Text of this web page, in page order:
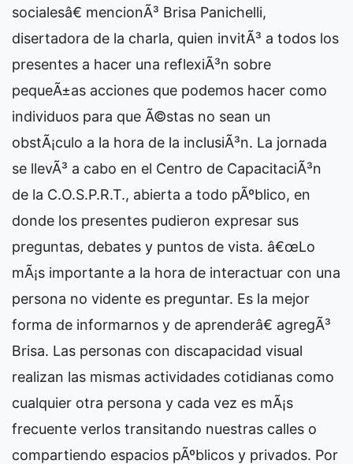
socialesâ€ mencionÃ³ Brisa Panichelli,
disertadora de la charla, quien invitÃ³ a todos los
presentes a hacer una reflexiÃ³n sobre
pequeÃ±as acciones que podemos hacer como
individuos para que Ã©stas no sean un
obstÃ¡culo a la hora de la inclusiÃ³n. La jornada
se llevÃ³ a cabo en el Centro de CapacitaciÃ³n
de la C.O.S.P.R.T., abierta a todo pÃºblico, en
donde los presentes pudieron expresar sus
preguntas, debates y puntos de vista. â€œLo
mÃ¡s importante a la hora de interactuar con una
persona no vidente es preguntar. Es la mejor
forma de informarnos y de aprenderâ€ agregÃ³
Brisa. Las personas con discapacidad visual
realizan las mismas actividades cotidianas como
cualquier otra persona y cada vez es mÃ¡s
frecuente verlos transitando nuestras calles o
compartiendo espacios pÃºblicos y privados. Por